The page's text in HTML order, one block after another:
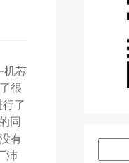
机芯
很
了
同
有
沛